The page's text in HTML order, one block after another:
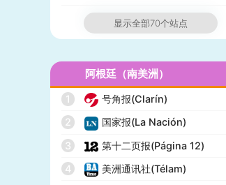
纽约邮报(New York Post)
12
网络医生(WebMD)
13
市场观察(MarketWatch)
14
IGN
15
GameSpot
16
17
18
全国公共广播电台(NPR)
显示全部70个站点
阿根廷（南美洲）
1
号角报(Clarín)
2
国家报(La Nación)
3
第十二页报(Página 12)
4
美洲通讯社(Télam)